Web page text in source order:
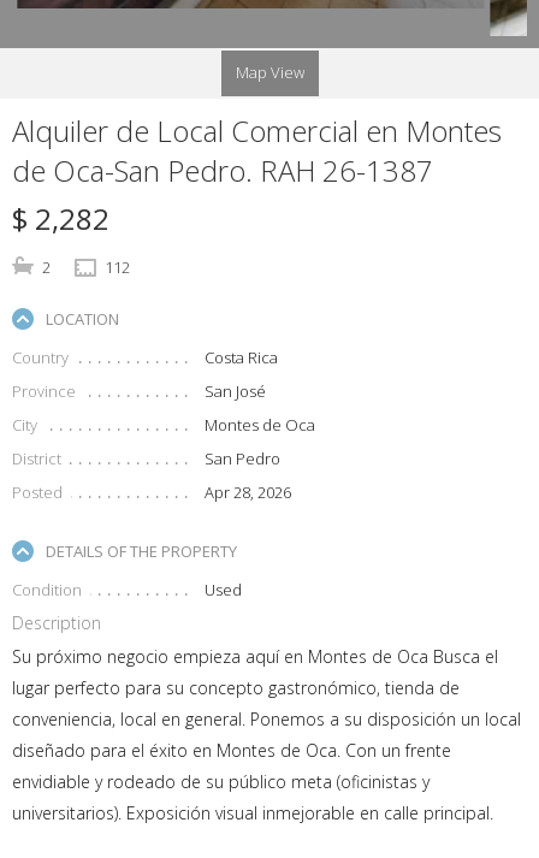
Map View
Alquiler de Local Comercial en Montes
de Oca-San Pedro. RAH 26-1387
$ 2,282
2 112
LOCATION
Country
Costa Rica
Province
San José
City
Montes de Oca
District
San Pedro
Posted
Apr 28, 2026
DETAILS OF THE PROPERTY
Condition
Used
Description
Su próximo negocio empieza aquí en Montes de Oca Busca el
lugar perfecto para su concepto gastronómico, tienda de
conveniencia, local en general. Ponemos a su disposición un local
diseñado para el éxito en Montes de Oca. Con un frente
envidiable y rodeado de su público meta (oficinistas y
universitarios). Exposición visual inmejorable en calle principal.